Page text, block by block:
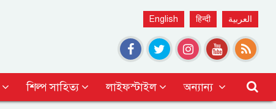
English हिन्दी العربية
শিল্প সাহিত্য লাইফস্টাইল অন্যান্য